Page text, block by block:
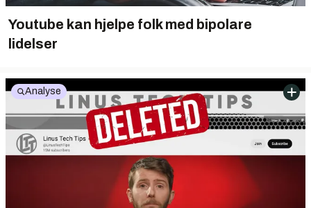
Youtube kan hjelpe folk med bipolare
lidelser
Analyse